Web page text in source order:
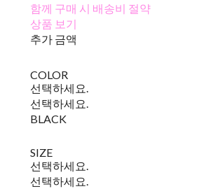
함께 구매 시 배송비 절약
상품 보기
추가 금액
COLOR
선택하세요.
선택하세요.
BLACK
SIZE
선택하세요.
선택하세요.